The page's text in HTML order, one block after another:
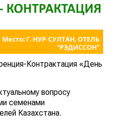
Контрактация «День
вопросу
семенами
Казахстана.